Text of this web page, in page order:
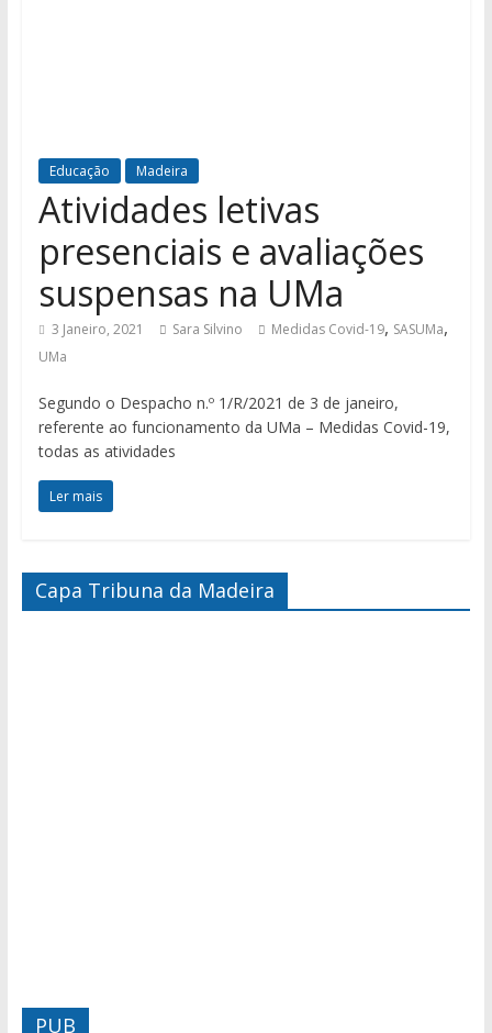
Educação Madeira
Atividades letivas
presenciais e avaliações
suspensas na UMa
3 Janeiro, 2021 Sara Silvino Medidas Covid-19, SASUMa,
UMa
Segundo o Despacho n.º 1/R/2021 de 3 de janeiro,
referente ao funcionamento da UMa – Medidas Covid-19,
todas as atividades
Ler mais
Capa Tribuna da Madeira
PUB